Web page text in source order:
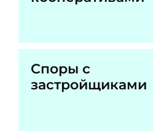
Споры с
застройщиками